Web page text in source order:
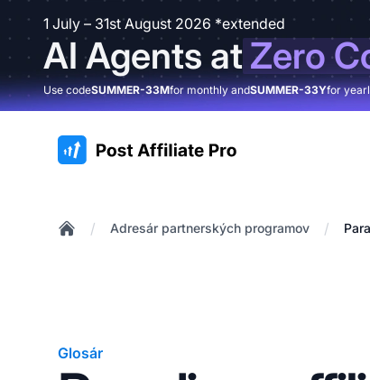
1 July – 31st August 2026 *extended
AI Agents atZero
Use codeSUMMER-33Mfor monthly andSUMMER-33Yfor
:site.title
/ Adresár partnerských programov /
Glosár